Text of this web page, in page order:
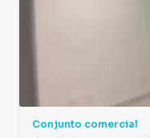
Conjunto comercial